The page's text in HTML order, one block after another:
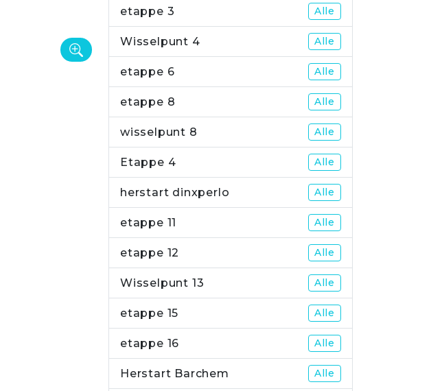
etappe 3 Alle
Wisselpunt 4 Alle
etappe 6 Alle
etappe 8 Alle
wisselpunt 8 Alle
Etappe 4 Alle
herstart dinxperlo Alle
etappe 11 Alle
etappe 12 Alle
Wisselpunt 13 Alle
etappe 15 Alle
etappe 16 Alle
Herstart Barchem Alle